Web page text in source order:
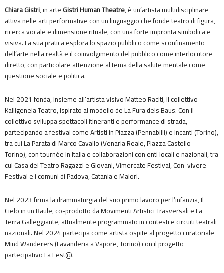
Chiara Gistri, in arte Gistri Human Theatre, è un’artista multidisciplinare
attiva nelle arti performative con un linguaggio che fonde teatro di figura,
ricerca vocale e dimensione rituale, con una forte impronta simbolica e
visiva. La sua pratica esplora lo spazio pubblico come sconfinamento
dell’arte nella realtà e il coinvolgimento del pubblico come interlocutore
diretto, con particolare attenzione al tema della salute mentale come
questione sociale e politica.
Nel 2021 fonda, insieme all’artista visivo Matteo Raciti, il collettivo
Kalligeneia Teatro, ispirato al modello de La Fura dels Baus. Con il
collettivo sviluppa spettacoli itineranti e performance di strada,
partecipando a festival come Artisti in Piazza (Pennabilli) e Incanti (Torino),
tra cui La Parata di Marco Cavallo (Venaria Reale, Piazza Castello –
Torino), con tournée in Italia e collaborazioni con enti locali e nazionali, tra
cui Casa del Teatro Ragazzi e Giovani, Vimercate Festival, Con-vivere
Festival e i comuni di Padova, Catania e Maiori.
Nel 2023 firma la drammaturgia del suo primo lavoro per l’infanzia, Il
Cielo in un Baule, co-prodotto da Movimenti Artistici Trasversali e La
Terra Galleggiante, attualmente programmato in contesti e circuiti teatrali
nazionali. Nel 2024 partecipa come artista ospite al progetto curatoriale
Mind Wanderers (Lavanderia a Vapore, Torino) con il progetto
partecipativo La Fest@.